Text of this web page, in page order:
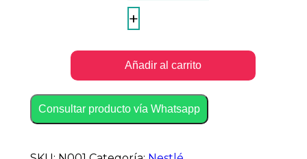
Táper
quantity
+
Añadir al carrito
Consultar producto vía Whatsapp